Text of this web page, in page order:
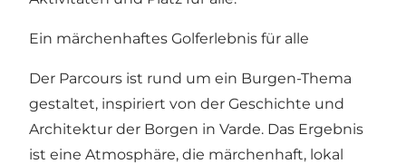
Ein märchenhaftes Golferlebnis für alle
Der Parcours ist rund um ein Burgen-Thema
gestaltet, inspiriert von der Geschichte und
Architektur der Borgen in Varde. Das Ergebnis
ist eine Atmosphäre, die märchenhaft, lokal